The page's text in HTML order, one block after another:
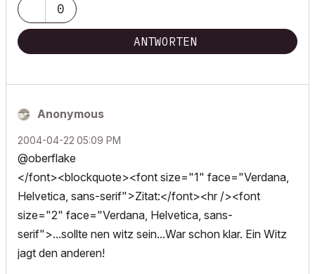
0
ANTWORTEN
Anonymous
‎2004-04-22 05:09 PM
@oberflake
</font><blockquote><font size="1" face="Verdana,
Helvetica, sans-serif">Zitat:</font><hr /><font
size="2" face="Verdana, Helvetica, sans-
serif">...sollte nen witz sein...War schon klar. Ein Witz
jagt den anderen!